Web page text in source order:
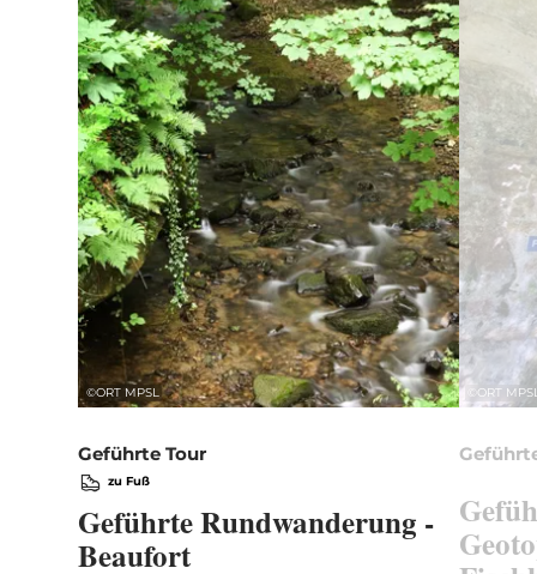
©ORT MPSL
Geführte Tour
zu Fuß
Geführte Rundwanderung -
Beaufort
ORT